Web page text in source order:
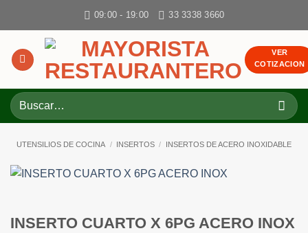
09:00 - 19:00 33 3338 3660
VER
COTIZACION
Buscar
por:
UTENSILIOS DE COCINA / INSERTOS / INSERTOS DE ACERO INOXIDABLE
INSERTO CUARTO X 6PG ACERO INOX